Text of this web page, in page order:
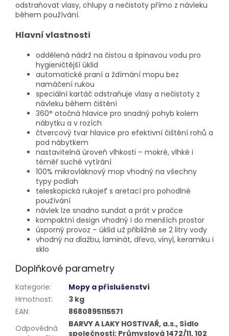
odstraňovat vlasy, chlupy a nečistoty přímo z návleku
během používání.
Hlavní vlastnosti
oddělená nádrž na čistou a špinavou vodu pro
hygieničtější úklid
automatické praní a ždímání mopu bez
namáčení rukou
speciální kartáč odstraňuje vlasy a nečistoty z
návleku během čištění
360° otočná hlavice pro snadný pohyb kolem
nábytku a v rozích
čtvercový tvar hlavice pro efektivní čištění rohů a
pod nábytkem
nastavitelná úroveň vlhkosti – mokré, vlhké i
téměř suché vytírání
100% mikrovláknový mop vhodný na všechny
typy podlah
teleskopická rukojeť s aretací pro pohodlné
používání
návlek lze snadno sundat a prát v pračce
kompaktní design vhodný i do menších prostor
úsporný provoz – úklid už přibližně se 2 litry vody
vhodný na dlažbu, laminát, dřevo, vinyl, keramiku i
sklo
Doplňkové parametry
Kategorie:
Mopy a příslušenství
Hmotnost:
3 kg
EAN:
8680895115571
Odpovědná
BARVY A LAKY HOSTIVAŘ, a.s., Sídlo
společnosti: Průmyslová 1472/11, 102